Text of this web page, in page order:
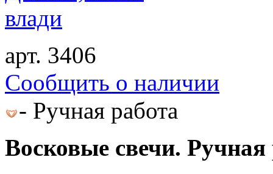
арт. 3406
Cообщить о наличии
- Ручная работа
Восковые свечи. Ручная